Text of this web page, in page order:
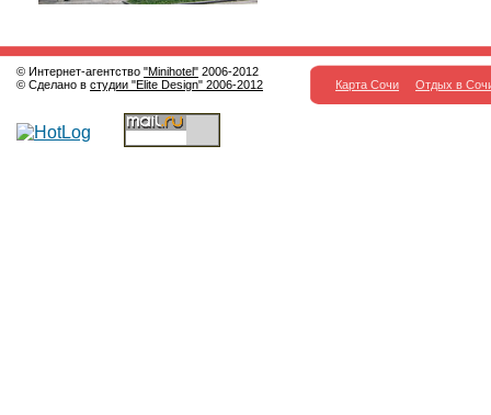
© Интернет-агентство "Minihotel" 2006-2012
© Сделано в студии "Elite Design" 2006-2012 Карта Сочи Отдых в